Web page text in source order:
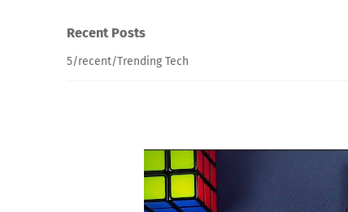
Recent Posts
5/recent/Trending Tech